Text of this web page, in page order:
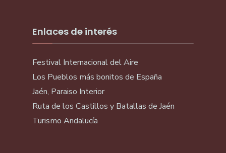
Enlaces de interés
Festival Internacional del Aire
Los Pueblos más bonitos de España
Jaén, Paraiso Interior
Ruta de los Castillos y Batallas de Jaén
Turismo Andalucía